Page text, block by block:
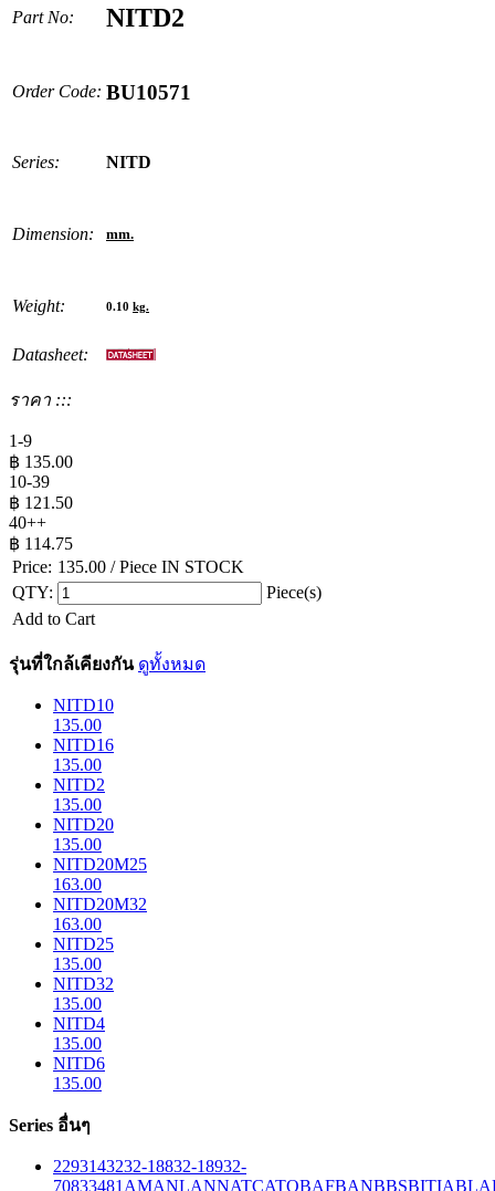
Part No: NITD2
Order Code: BU10571
Series: NITD
Dimension: mm.
Weight: 0.10 kg.
Datasheet:
ราคา :::
1-9
฿ 135.00
10-39
฿ 121.50
40++
฿ 114.75
Price: 135.00 / Piece IN STOCK
QTY:
Piece(s)
Add to Cart
รุ่นที่ใกล้เคียงกัน ดูทั้งหมด
NITD10
135.00
NITD16
135.00
NITD2
135.00
NITD20
135.00
NITD20M25
163.00
NITD20M32
163.00
NITD25
135.00
NITD32
135.00
NITD4
135.00
NITD6
135.00
Series อื่นๆ
2293143232-18832-18932-
70833481 AMANLANNATCATOBAFBANBBSBITIABLA